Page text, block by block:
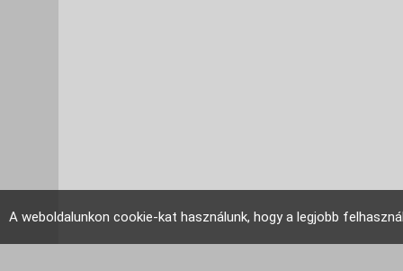
A weboldalunkon cookie-kat használunk, hogy a legjobb